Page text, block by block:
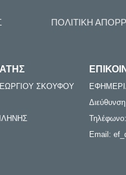
ΠΟΛΙΤΙΚΗ
ΣΚΟΥΦΟΥ
Email: